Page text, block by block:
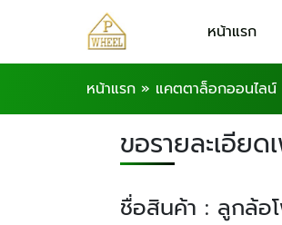
หน้าแรก
หน้าแรก » แคตตาล็อกออนไลน์
ขอรายละเอียด
ชื่อสินค้า : ลูกล้อ